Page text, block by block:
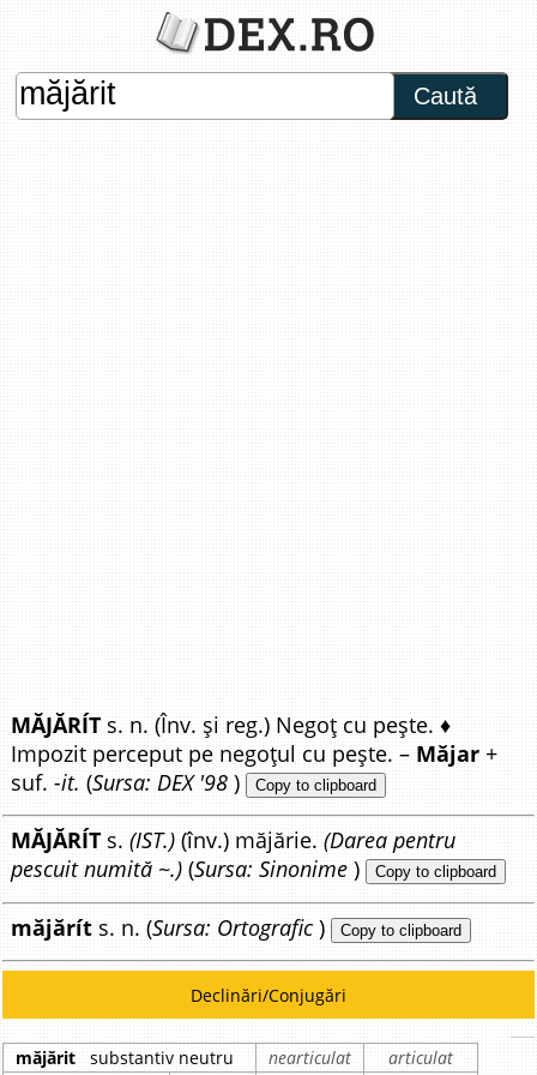
Caută
MĂJĂRÍT s. n. (Înv. și reg.) Negoț cu pește. ♦
Impozit perceput pe negoțul cu pește. – Măjar +
suf.-it. (Sursa: DEX '98 ) Copy to clipboard
MĂJĂRÍT s.(IST.) (înv.) măjărie.(Darea pentru
pescuit numită ~.) (Sursa: Sinonime ) Copy to clipboard
măjărít s. n. (Sursa: Ortografic ) Copy to clipboard
Declinări/Conjugări
măjărit substantiv neutru nearticulat articulat